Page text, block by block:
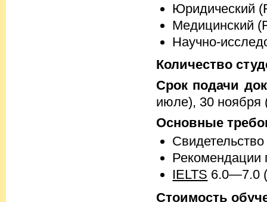
Юридический
Медицинский
Научно-
Количество
Срок подачи
июле), 30 ноября
Основные
Рекомендации
IELTS 6.0—7.0
Стоимость